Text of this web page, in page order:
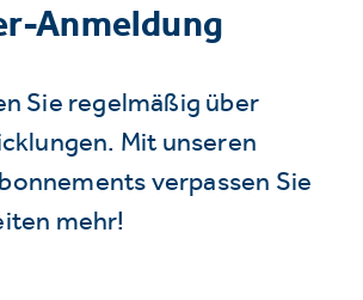
Anmeldung
Sie regelmäßig über
Mit unseren
verpassen Sie
mehr!